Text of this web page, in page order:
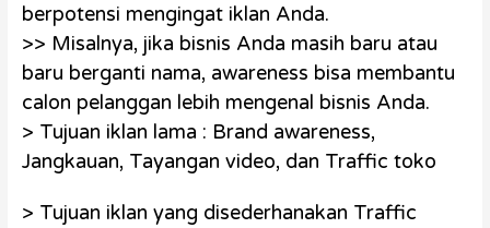
berpotensi mengingat iklan Anda.
>> Misalnya, jika bisnis Anda masih baru atau
baru berganti nama, awareness bisa membantu
calon pelanggan lebih mengenal bisnis Anda.
> Tujuan iklan lama : Brand awareness,
Jangkauan, Tayangan video, dan Traffic toko
> Tujuan iklan yang disederhanakan Traffic